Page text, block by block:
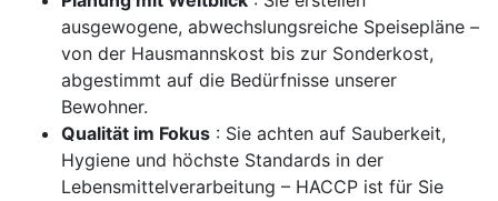
ausgewogene, abwechslungsreiche Speisepläne –
von der Hausmannskost bis zur Sonderkost,
abgestimmt auf die Bedürfnisse unserer
Bewohner.
Qualität im Fokus : Sie achten auf Sauberkeit,
Hygiene und höchste Standards in der
Lebensmittelverarbeitung – HACCP ist für Sie